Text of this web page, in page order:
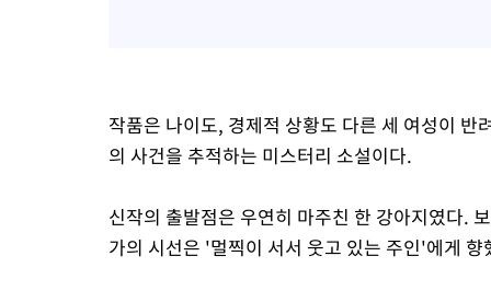
작품은 나이도, 경제적 상황도 다른 세 여성이
의 사건을 추적하는 미스터리 소설이다.
신작의 출발점은 우연히 마주친 한 강아지였다.
가의 시선은 '멀찍이 서서 웃고 있는 주인'에게 향